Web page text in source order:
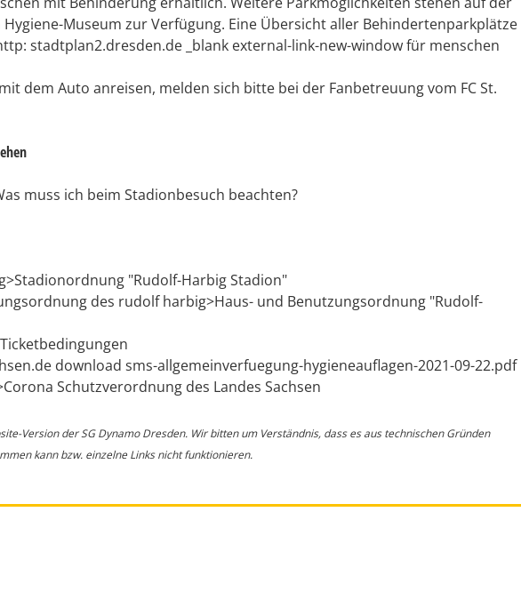
Museum zur Verfügung. Eine Übersicht aller Behindertenparkplätze
stadtplan2.dresden.de _blank external-link-new-window für menschen
dem Auto anreisen, melden sich bitte bei der Fanbetreuung vom FC St.
muss ich beim Stadionbesuch beachten?
"Rudolf-Harbig Stadion"
des rudolf harbig>Haus- und Benutzungsordnung "Rudolf-
download sms-allgemeinverfuegung-hygieneauflagen-2021-09-22.pdf
Schutzverordnung des Landes Sachsen
Version der SG Dynamo Dresden. Wir bitten um Verständnis, dass es aus technischen Gründen
kann bzw. einzelne Links nicht funktionieren.